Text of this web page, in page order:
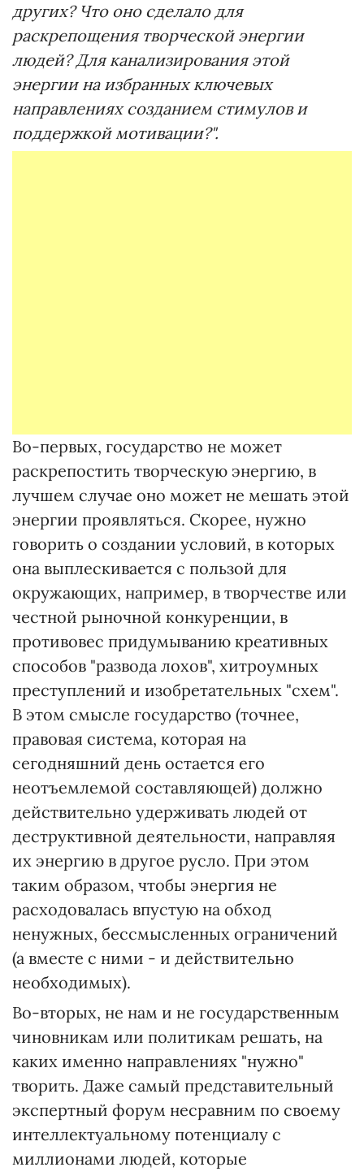
других? Что оно сделало для
раскрепощения творческой энергии
людей? Для канализирования этой
энергии на избранных ключевых
направлениях созданием стимулов и
поддержкой мотивации?".
Во-первых, государство не может
раскрепостить творческую энергию, в
лучшем случае оно может не мешать этой
энергии проявляться. Скорее, нужно
говорить о создании условий, в которых
она выплескивается с пользой для
окружающих, например, в творчестве или
честной рыночной конкуренции, в
противовес придумыванию креативных
способов "развода лохов", хитроумных
преступлений и изобретательных "схем".
В этом смысле государство (точнее,
правовая система, которая на
сегодняшний день остается его
неотъемлемой составляющей) должно
действительно удерживать людей от
деструктивной деятельности, направляя
их энергию в другое русло. При этом
таким образом, чтобы энергия не
расходовалась впустую на обход
ненужных, бессмысленных ограничений
(а вместе с ними - и действительно
необходимых).
Во-вторых, не нам и не государственным
чиновникам или политикам решать, на
каких именно направлениях "нужно"
творить. Даже самый представительный
экспертный форум несравним по своему
интеллектуальному потенциалу с
миллионами людей, которые